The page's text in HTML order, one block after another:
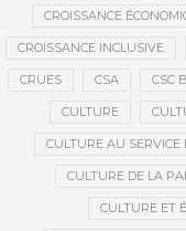
CROISSANCE
CROISSANCE INCLUSIVE
CRUES CSA CSC
CULTURE
CULTURE AU SERVICE
CULTURE DE LA
CULTURE ET